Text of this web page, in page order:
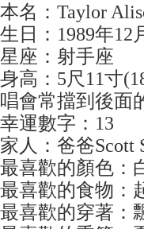
本名：Taylor
生日：1989年12
星座：射手座
身高：5尺11寸
唱會常擋到後面
幸運數字：13
家人：爸爸Scott
最喜歡的顏色：
最喜歡的食物：
最喜歡的穿著：